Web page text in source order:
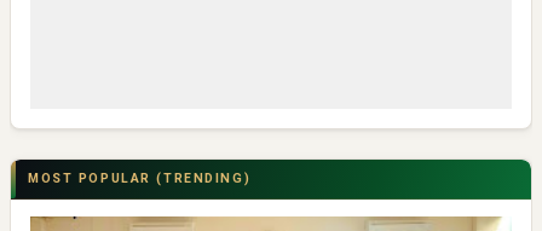
MOST POPULAR (TRENDING)